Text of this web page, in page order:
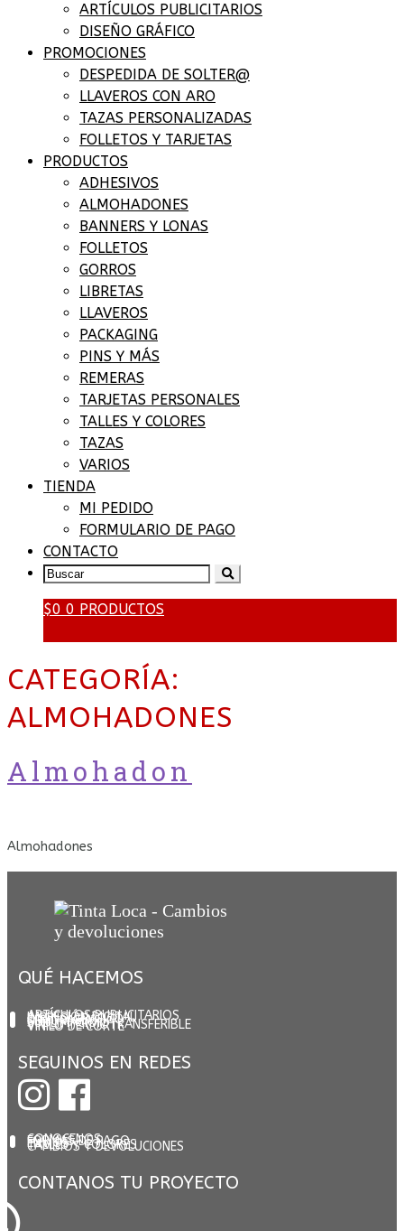
ARTÍCULOS PUBLICITARIOS
DISEÑO GRÁFICO
PROMOCIONES
DESPEDIDA DE SOLTER@
LLAVEROS CON ARO
TAZAS PERSONALIZADAS
FOLLETOS Y TARJETAS
PRODUCTOS
ADHESIVOS
ALMOHADONES
BANNERS Y LONAS
FOLLETOS
GORROS
LIBRETAS
LLAVEROS
PACKAGING
PINS Y MÁS
REMERAS
TARJETAS PERSONALES
TALLES Y COLORES
TAZAS
VARIOS
TIENDA
MI PEDIDO
FORMULARIO DE PAGO
CONTACTO
SEARCH
$0 0 PRODUCTOS
CATEGORÍA:
ALMOHADONES
Almohadon
Almohadones
QUÉ HACEMOS
ARTÍCULOS PUBLICITARIOS
IMPRESIÓN DIGITAL
DISEÑO GRÁFICO
SERIGRAFÍA
SUBLIMACIÓN
VINILO TERMOTRANSFERIBLE
VINILO DE CORTE
SEGUINOS EN REDES
CONOCENOS
FORMAS DE PAGO
ENVÍOS
TALLES Y COLORES
CAMBIOS Y DEVOLUCIONES
CONTANOS TU PROYECTO